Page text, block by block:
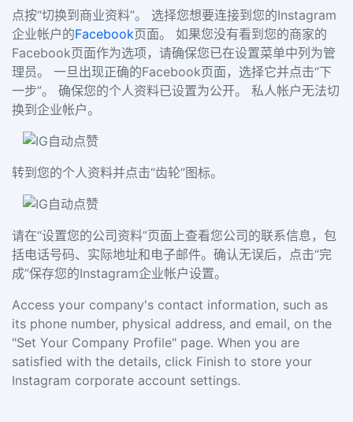
点按“切换到商业资料”。 选择您想要连接到您的Instagram
企业帐户的Facebook页面。 如果您没有看到您的商家的
Facebook页面作为选项，请确保您已在设置菜单中列为管
理员。 一旦出现正确的Facebook页面，选择它并点击“下
一步”。 确保您的个人资料已设置为公开。 私人帐户无法切
换到企业帐户。
转到您的个人资料并点击“齿轮”图标。
请在“设置您的公司资料”页面上查看您公司的联系信息，包
括电话号码、实际地址和电子邮件。确认无误后，点击“完
成”保存您的Instagram企业帐户设置。
Access your company's contact information, such as
its phone number, physical address, and email, on the
"Set Your Company Profile" page. When you are
satisfied with the details, click Finish to store your
Instagram corporate account settings.